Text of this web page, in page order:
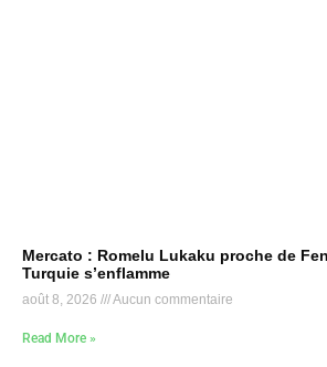
Mercato : Romelu Lukaku proche de
Turquie s’enflamme
août 8, 2026 Aucun commentaire
Read More »